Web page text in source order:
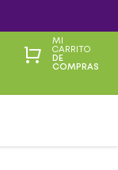
MI
CARRITO
DE
COMPRAS